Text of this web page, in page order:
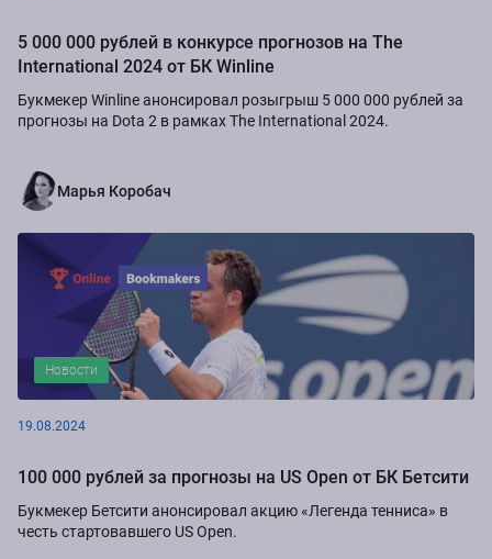
5 000 000 рублей в конкурсе прогнозов на The
International 2024 от БК Winline
Букмекер Winline анонсировал розыгрыш 5 000 000 рублей за
прогнозы на Dota 2 в рамках The International 2024.
Марья Коробач
Новости
19.08.2024
100 000 рублей за прогнозы на US Open от БК Бетсити
Букмекер Бетсити анонсировал акцию «Легенда тенниса» в
честь стартовавшего US Open.